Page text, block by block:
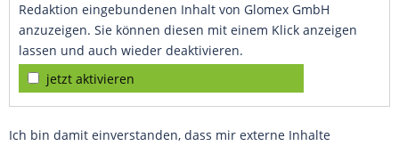
Redaktion eingebundenen Inhalt von Glomex GmbH
anzuzeigen. Sie können diesen mit einem Klick anzeigen
lassen und auch wieder deaktivieren.
jetzt aktivieren
Ich bin damit einverstanden, dass mir externe Inhalte